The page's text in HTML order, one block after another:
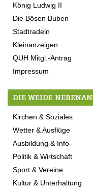
König Ludwig II
Die Bösen Buben
Stadtradeln
Kleinanzeigen
QUH Mitgl.-Antrag
Impressum
DIE WEIDE NEBENAN
Kirchen & Soziales
Wetter & Ausflüge
Ausbildung & Info
Politik & Wirtschaft
Sport & Vereine
Kultur & Unterhaltung